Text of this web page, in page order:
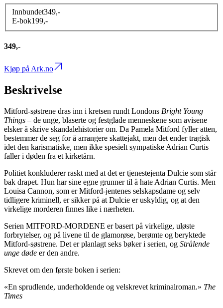
Innbundet349,-
E-bok199,-
349,-
Kjøp på Ark.no
Beskrivelse
Mitford-søstrene dras inn i kretsen rundt Londons Bright Young
Things – de unge, blaserte og festglade menneskene som avisene
elsker å skrive skandalehistorier om. Da Pamela Mitford fyller atten,
bestemmer de seg for å arrangere skattejakt, men det ender tragisk
idet den karismatiske, men ikke spesielt sympatiske Adrian Curtis
faller i døden fra et kirketårn.
Politiet konkluderer raskt med at det er tjenestejenta Dulcie som står
bak drapet. Hun har sine egne grunner til å hate Adrian Curtis. Men
Louisa Cannon, som er Mitford-jentenes selskapsdame og selv
tidligere kriminell, er sikker på at Dulcie er uskyldig, og at den
virkelige morderen finnes like i nærheten.
Serien MITFORD-MORDENE er basert på virkelige, uløste
forbrytelser, og på livene til de glamorøse, berømte og beryktede
Mitford-søstrene. Det er planlagt seks bøker i serien, og Strålende
unge døde er den andre.
Skrevet om den første boken i serien:
«En sprudlende, underholdende og velskrevet kriminalroman.» The
Times